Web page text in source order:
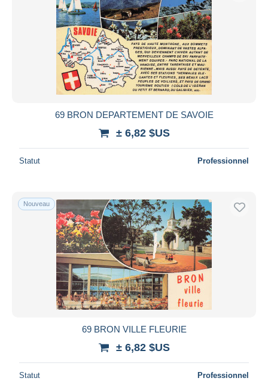
69 BRON DEPARTEMENT DE SAVOIE
± 6,82 $US
Statut Professionnel
Nouveau
69 BRON VILLE FLEURIE
± 6,82 $US
Statut Professionnel